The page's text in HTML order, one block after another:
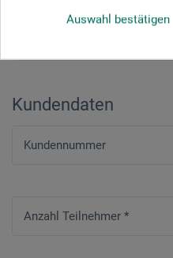
Auswahl bestätigen
Kundendaten
Kundennummer
Anzahl Teilnehmer *